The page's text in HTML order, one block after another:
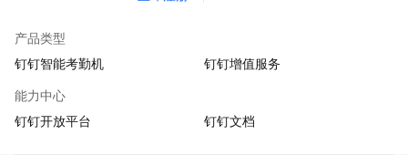
产品类型
钉钉智能考勤机
钉钉增值服务
能力中心
钉钉开放平台
钉钉文档